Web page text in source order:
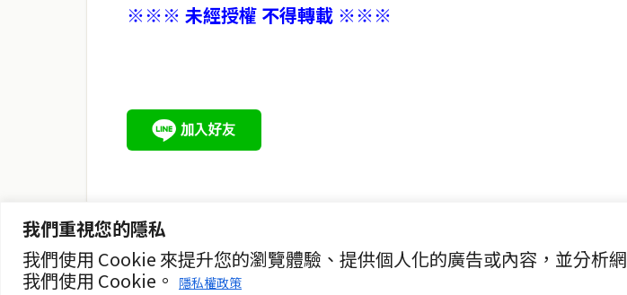
我們重視您的隱私
我們使用 Cookie 來提升您的瀏覽體驗、提供個人化的廣告或內容，並分析
我們使用 Cookie。
隱私權政策
※※※ 未經授權 不得轉載 ※※※
泰國當地政治、經濟、華人社群與社會時事，為在泰華人讀者提供即
時、客觀、多元的中文新聞內容。
© 2026 泰國中文新聞 TCN — All Rights Reserved